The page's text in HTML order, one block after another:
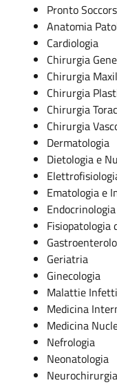
Pronto
Anatomia
Cardiologia
Chirurgia
Chirurgia
Chirurgia
Chirurgia
Chirurgia
Dermatologia
Dietologia e
Ematologia e
Fisiopatologia
Geriatria
Ginecologia
Malattie
Medicina
Medicina
Nefrologia
Neonatologia
Neurochirurgia